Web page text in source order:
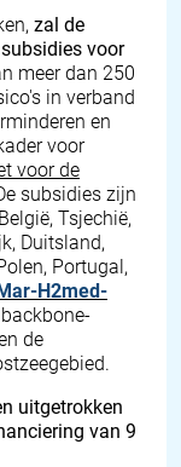
zal de
voor
meer dan 250
in verband
en
voor
voor de
subsidies zijn
Tsjechië,
Duitsland,
Portugal,
H2med-
de
uitgetrokken
van 9